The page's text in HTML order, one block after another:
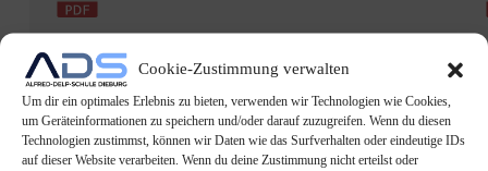
Cookie-Zustimmung verwalten
Um dir ein optimales Erlebnis zu bieten, verwenden wir Technologien wie Cookies,
um Geräteinformationen zu speichern und/oder darauf zuzugreifen. Wenn du diesen
Technologien zustimmst, können wir Daten wie das Surfverhalten oder eindeutige IDs
auf dieser Website verarbeiten. Wenn du deine Zustimmung nicht erteilst oder
Merkblatt (Anlage 2)
171.11 KB 1 file(s)